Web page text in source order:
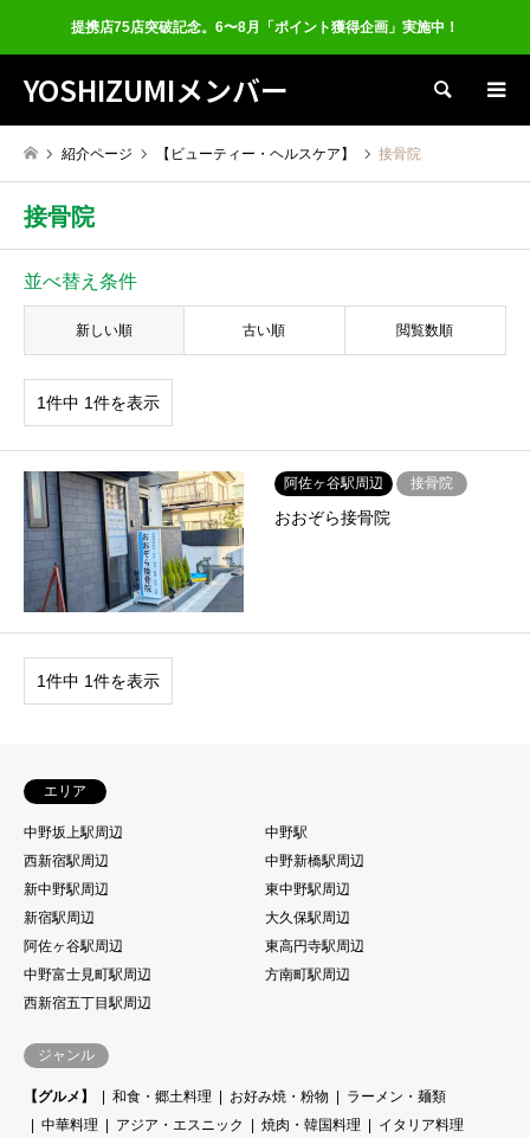
提携店75店突破記念。6〜8月「ポイント獲得企画」実施中！
YOSHIZUMIメンバー 検索
紹介ページ 【ビューティー・ヘルスケア】 接骨院
接骨院
並べ替え条件
新しい順 古い順 閲覧数順
1件中 1件を表示
阿佐ヶ谷駅周辺 接骨院
おおぞら接骨院
1件中 1件を表示
エリア
中野坂上駅周辺
中野駅
西新宿駅周辺
中野新橋駅周辺
新中野駅周辺
東中野駅周辺
新宿駅周辺
大久保駅周辺
阿佐ヶ谷駅周辺
東高円寺駅周辺
中野富士見町駅周辺
方南町駅周辺
西新宿五丁目駅周辺
ジャンル
【グルメ】 和食・郷土料理 お好み焼・粉物
ラーメン・麺類
中華料理
アジア・エスニック 焼肉・韓国料理
イタリア料理